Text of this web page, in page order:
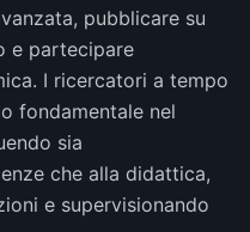
pubblicare su
e partecipare
I ricercatori a tempo
fondamentale nel
sia
che alla didattica,
e supervisionando